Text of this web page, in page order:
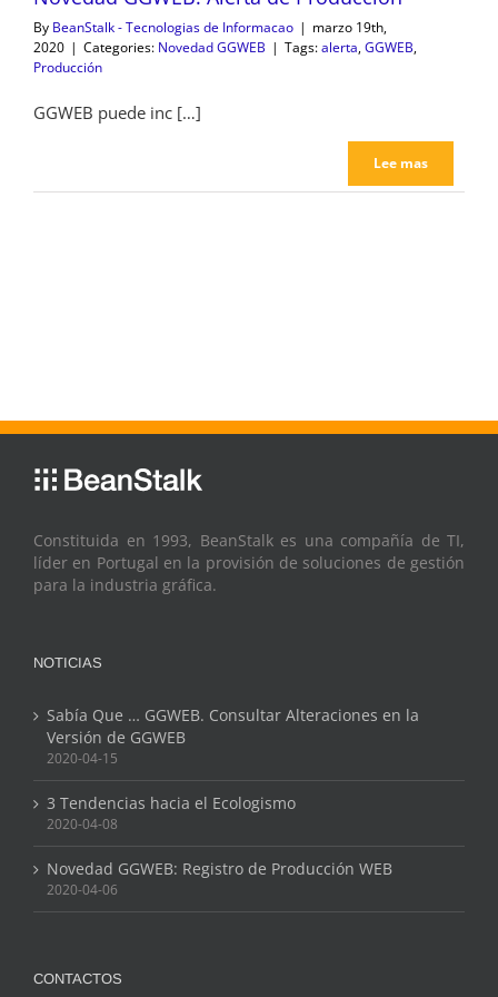
By BeanStalk - Tecnologias de Informacao | marzo 19th,
2020 | Categories: Novedad GGWEB | Tags:alerta,GGWEB,
Producción
GGWEB puede inc […]
Lee mas
Constituida en 1993, BeanStalk es una compañía de TI,
líder en Portugal en la provisión de soluciones de gestión
para la industria gráfica.
NOTICIAS
Sabía Que … GGWEB. Consultar Alteraciones en la
Versión de GGWEB
2020-04-15
3 Tendencias hacia el Ecologismo
2020-04-08
Novedad GGWEB: Registro de Producción WEB
2020-04-06
CONTACTOS